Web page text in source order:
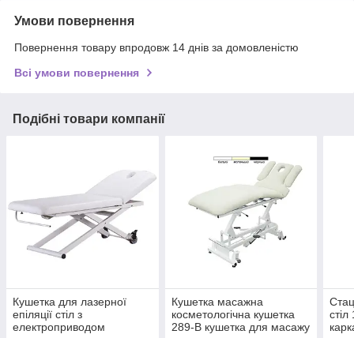
Умови повернення
Повернення товару впродовж 14 днів за домовленістю
Всі умови повернення
Подібні товари компанії
Кушетка для лазерної
епіляції стіл з
електроприводом
Кушетка масажна
косметологічна кушетка
289-В кушетка для масажу